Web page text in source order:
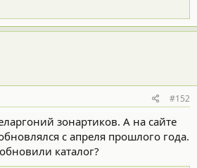
#152
зонартиков. А на сайте
с апреля прошлого года.
каталог?